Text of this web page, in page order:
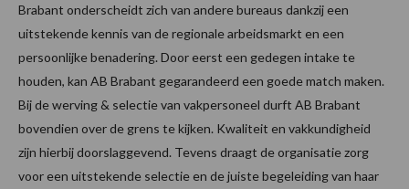
Brabant onderscheidt zich van andere bureaus dankzij een
uitstekende kennis van de regionale arbeidsmarkt en een
persoonlijke benadering. Door eerst een gedegen intake te
houden, kan AB Brabant gegarandeerd een goede match maken.
Bij de werving & selectie van vakpersoneel durft AB Brabant
bovendien over de grens te kijken. Kwaliteit en vakkundigheid
zijn hierbij doorslaggevend. Tevens draagt de organisatie zorg
voor een uitstekende selectie en de juiste begeleiding van haar